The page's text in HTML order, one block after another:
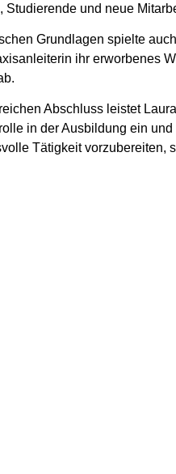
Studierende und neue
Grundlagen spielte
ihr erworbenes
Abschluss leistet
in der Ausbildung ein
Tätigkeit vorzubereiten,